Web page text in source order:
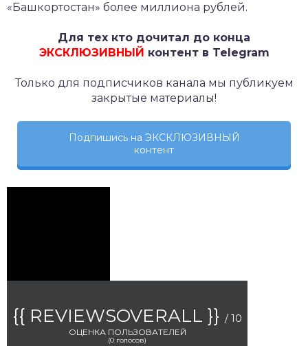
«Башкортостан» более миллиона рублей.
Для тех кто дочитал до конца
ЭКСКЛЮЗИВНЫЙ контент в Telegram
Только для подписчиков канала мы публикуем
закрытые материалы!
Подпишись на ЭКСКЛЮЗИВНЫЙ
контент
{{ REVIEWSOVERALL }} / 10
ОЦЕНКА ПОЛЬЗОВАТЕЛЕЙ
(0 голосов)